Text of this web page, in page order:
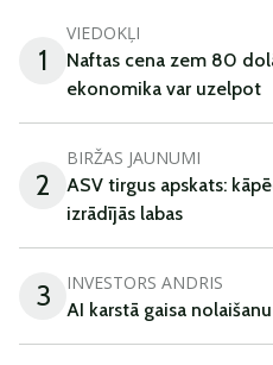
1
VIEDOKĻI
Naftas cena zem 80
ekonomika var uzelpot
2
BIRŽAS JAUNUMI
ASV tirgus apskats:
izrādījās labas
3 INVESTORS ANDRIS
AI karstā gaisa